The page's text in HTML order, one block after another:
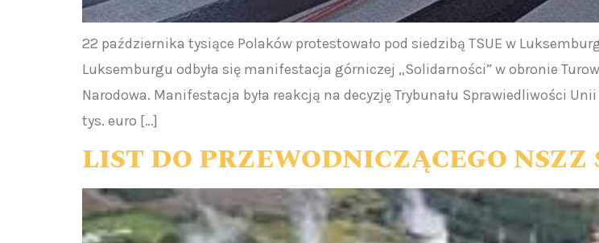
22 października tysiące Polaków protestowało pod siedzibą TSUE w
Luksemburgu odbyła się manifestacja górniczej „Solidarności” w obronie
Narodowa. Manifestacja była reakcją na decyzję Trybunału Sprawiedliwości
tys. euro […]
LIST DO PRZEWODNICZĄCEGO NSZZ